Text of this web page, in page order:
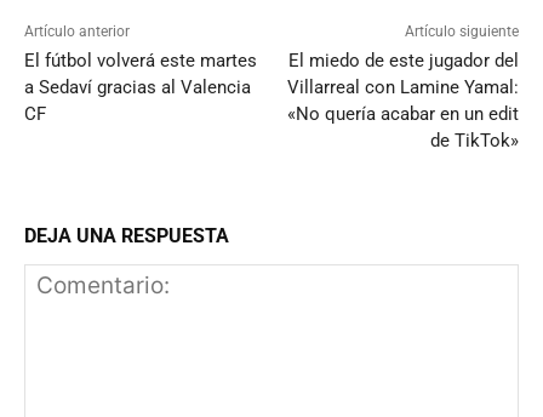
Artículo anterior
El fútbol volverá este martes
a Sedaví gracias al Valencia
CF
Artículo siguiente
El miedo de este jugador del
Villarreal con Lamine Yamal:
«No quería acabar en un edit
de TikTok»
DEJA UNA RESPUESTA